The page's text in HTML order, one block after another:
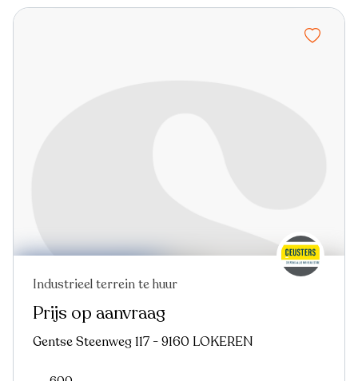
Industrieel terrein te huur
Prijs op aanvraag
Gentse Steenweg 117 - 9160 LOKEREN